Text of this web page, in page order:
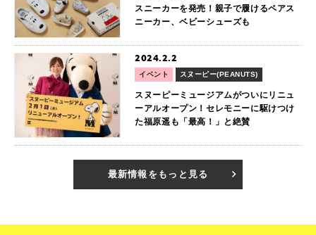
スニーカーを発売！親子で履けるペアス
ニーカー、ベビーシューズも
2024.2.2
イベント スヌーピー(PEANUTS)
スヌーピーミュージアムがついにリニュ
ーアルオープン！セレモニーに駆けつけ
た福原遥も「最高！」と絶賛
最新情報をもっと見る